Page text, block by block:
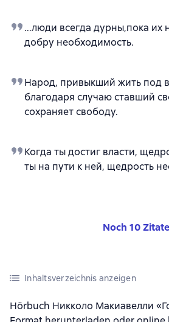
...люди всегда дурны,пока их
добру необходимость.
Народ, привыкший жить под
благодаря случаю ставший
сохраняет свободу.
Когда ты достиг власти,
ты на пути к ней, щедрость
Noch 10 Zitate
Inhaltsverzeichnis anzeigen
Hörbuch Никколо Макиавелли